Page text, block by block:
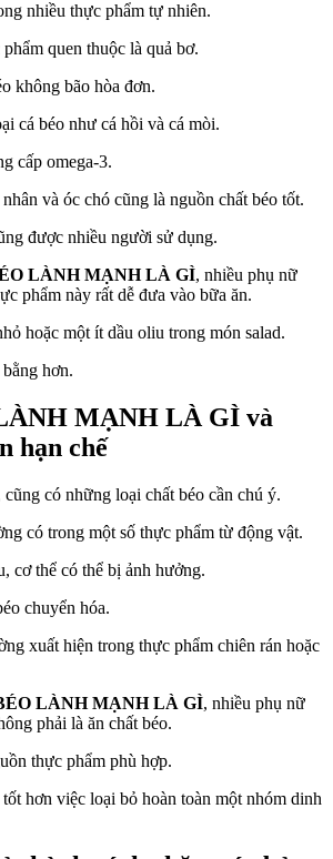
nhiều thực phẩm tự nhiên.
quen thuộc là quả bơ.
không bão hòa đơn.
cá béo như cá hồi và cá mòi.
cấp omega-3.
và óc chó cũng là nguồn chất béo tốt.
được nhiều người sử dụng.
LÀNH MẠNH LÀ GÌ, nhiều phụ nữ
phẩm này rất dễ đưa vào bữa ăn.
hoặc một ít dầu oliu trong món salad.
hơn.
MẠNH LÀ GÌ và
hạn chế
có những loại chất béo cần chú ý.
có trong một số thực phẩm từ động vật.
cơ thể có thể bị ảnh hưởng.
chuyển hóa.
xuất hiện trong thực phẩm chiên rán hoặc
LÀNH MẠNH LÀ GÌ, nhiều phụ nữ
phải là ăn chất béo.
thực phẩm phù hợp.
hơn việc loại bỏ hoàn toàn một nhóm dinh